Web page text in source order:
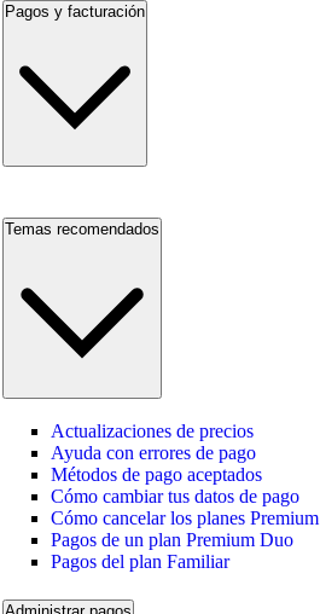
Pagos y facturación
Temas recomendados
Actualizaciones de precios
Ayuda con errores de pago
Métodos de pago aceptados
Cómo cambiar tus datos de pago
Cómo cancelar los planes Premium
Pagos de un plan Premium Duo
Pagos del plan Familiar